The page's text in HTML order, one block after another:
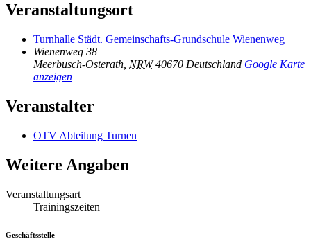
Veranstaltungsort
Turnhalle Städt. Gemeinschafts-Grundschule Wienenweg
Wienenweg 38
Meerbusch-Osterath NRW 40670 Deutschland Google Karte
anzeigen
Veranstalter
OTV Abteilung Turnen
Weitere Angaben
Veranstaltungsart
Trainingszeiten
Geschäftsstelle